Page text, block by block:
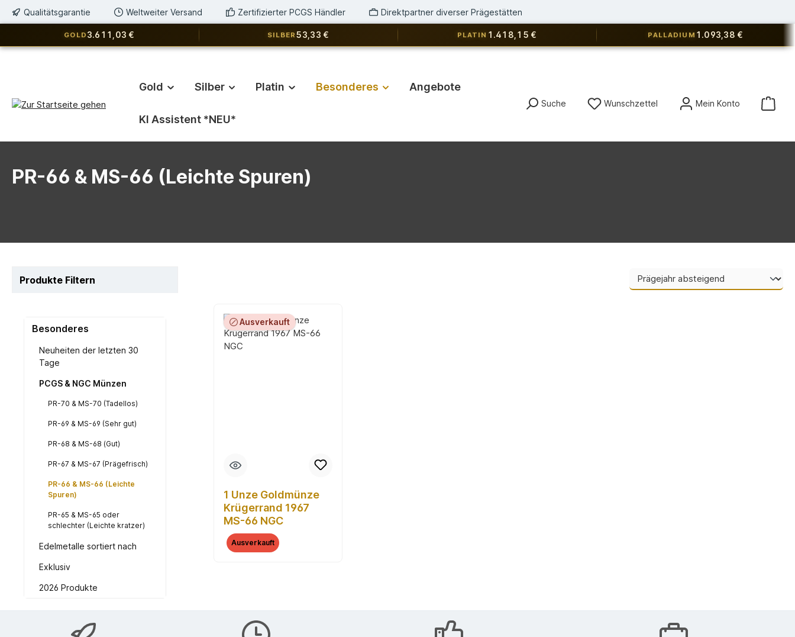
Zur Hauptnavigation springen
Qualitätsgarantie Weltweiter Versand Zertifizierter PCGS Händler Direktpartner diverser Prägestätten
GOLD 3.611,03 € SILBER 53,33 € PLATIN 1.418,15 € PALLADIUM 1.093,38 €
Gold Silber Platin Besonderes Angebote
KI Assistent *NEU*
Suche Wunschzettel Du hast 0 Produkte auf dem
Mein Konto
PR-66 & MS-66 (Leichte Spuren)
Produkte Filtern
Besonderes
Neuheiten der letzten 30
Tage
PCGS & NGC Münzen
PR-70 & MS-70 (Tadellos)
PR-69 & MS-69 (Sehr gut)
PR-68 & MS-68 (Gut)
PR-67 & MS-67 (Prägefrisch)
PR-66 & MS-66 (Leichte
Spuren)
PR-65 & MS-65 oder
schlechter (Leichte kratzer)
Edelmetalle sortiert nach
Exklusiv
2026 Produkte
Ausverkauft
1 Unze Goldmünze
Krügerrand 1967
MS-66 NGC
Ausverkauft